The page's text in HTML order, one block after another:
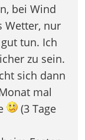
bei Wind
Wetter, nur
tun. Ich
zu sein.
sich dann
mal
(3 Tage